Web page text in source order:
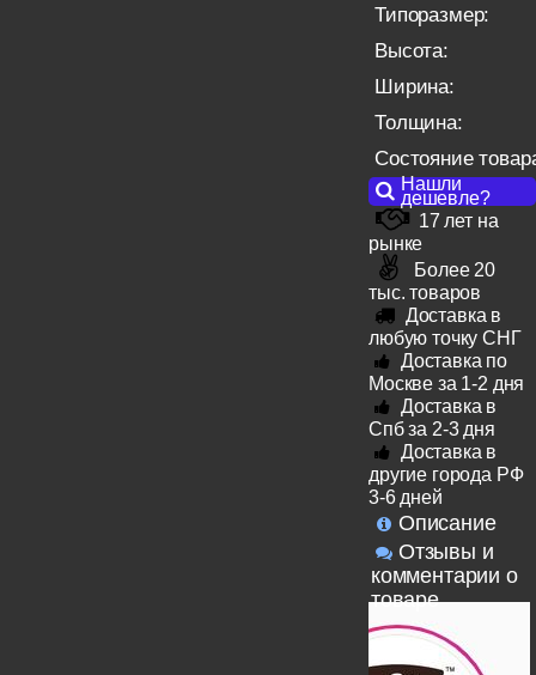
Типоразмер:
Высота:
Ширина:
Толщина:
Состояние
Нашли
дешевле?
17 лет на
рынке
Более 20
тыс. товаров
Доставка в
любую точку СНГ
Доставка по
Москве за 1-2 дня
Доставка в
Спб за 2-3 дня
Доставка в
другие города РФ
3-6 дней
Описание
Отзывы и
комментарии о
товаре